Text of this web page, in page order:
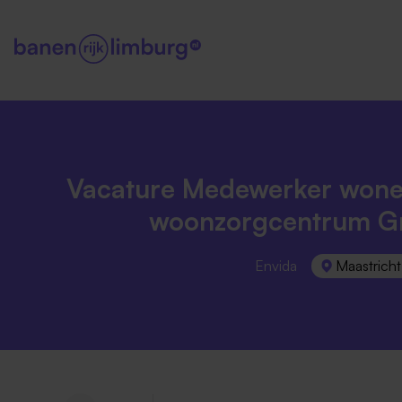
Vacature Medewerker
woonzorgcentrum
Envida Maastricht